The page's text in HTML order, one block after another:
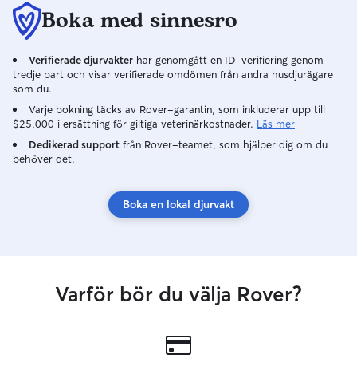
Boka med sinnesro
Verifierade djurvakter har genomgått en ID-verifiering genom
tredje part och visar verifierade omdömen från andra husdjurägare
som du.
Varje bokning täcks av Rover-garantin, som inkluderar upp till
$25,000 i ersättning för giltiga veterinärkostnader. Läs mer
Dedikerad support från Rover-teamet, som hjälper dig om du
behöver det.
Boka en lokal djurvakt
Varför bör du välja Rover?